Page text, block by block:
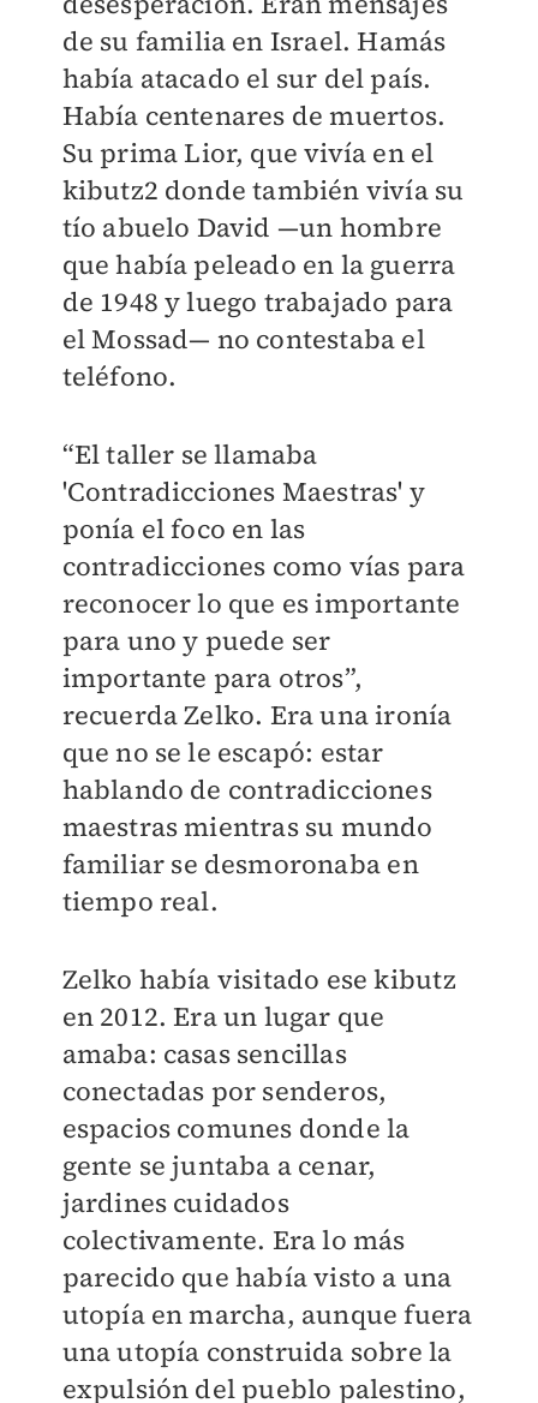
de su familia en Israel. Hamás
había atacado el sur del país.
Había centenares de muertos.
Su prima Lior, que vivía en el
kibutz2 donde también vivía su
tío abuelo David —un hombre
que había peleado en la guerra
de 1948 y luego trabajado para
el Mossad— no contestaba el
teléfono.
“El taller se llamaba
'Contradicciones Maestras' y
ponía el foco en las
contradicciones como vías para
reconocer lo que es importante
para uno y puede ser
importante para otros”,
recuerda Zelko. Era una ironía
que no se le escapó: estar
hablando de contradicciones
maestras mientras su mundo
familiar se desmoronaba en
tiempo real.
Zelko había visitado ese kibutz
en 2012. Era un lugar que
amaba: casas sencillas
conectadas por senderos,
espacios comunes donde la
gente se juntaba a cenar,
jardines cuidados
colectivamente. Era lo más
parecido que había visto a una
utopía en marcha, aunque fuera
una utopía construida sobre la
expulsión del pueblo palestino,